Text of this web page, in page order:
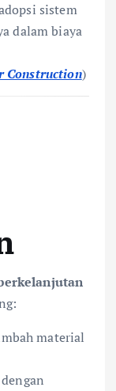
sistem
dalam biaya
Construction)
material